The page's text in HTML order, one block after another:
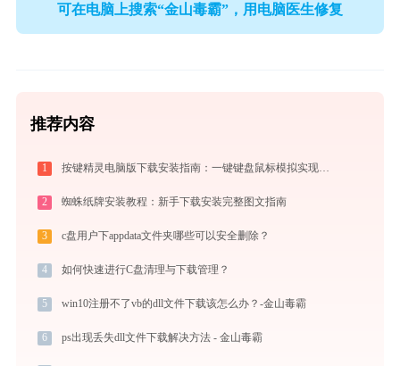
可在电脑上搜索“金山毒霸”，用电脑医生修复
推荐内容
1 按键精灵电脑版下载安装指南：一键键盘鼠标模拟实现电脑自动办公与挂机
2 蜘蛛纸牌安装教程：新手下载安装完整图文指南
3 c盘用户下appdata文件夹哪些可以安全删除？
4 如何快速进行C盘清理与下载管理？
5 win10注册不了vb的dll文件下载该怎么办？-金山毒霸
6 ps出现丢失dll文件下载解决方法 - 金山毒霸